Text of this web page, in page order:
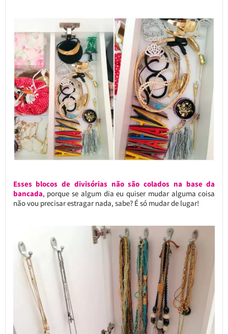
Esses blocos de divisórias não são colados na base da
bancada, porque se algum dia eu quiser mudar alguma coisa
não vou precisar estragar nada, sabe? É só mudar de lugar!